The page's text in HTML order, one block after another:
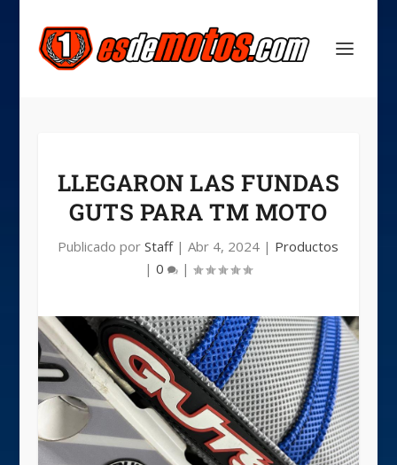
LLEGARON LAS FUNDAS
GUTS PARA TM MOTO
Publicado porStaff|Abr 4, 2024 | Productos
|0 |